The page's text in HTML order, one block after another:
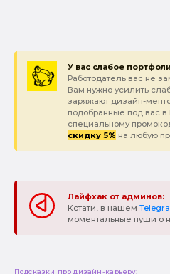
У вас слабое
Работодатель вас не
Вам нужно усилить
заряжают дизайн-
подобранные под вас в
специальному
скидку 5% на любую
Лайфхак от админов:
Кстати, в нашем
моментальные пуши о
Подсказки про дизайн-карьеру: